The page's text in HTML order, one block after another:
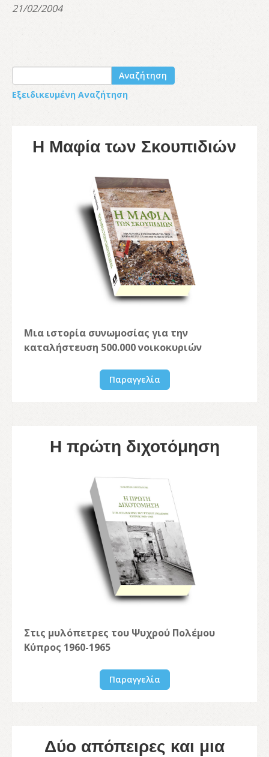
21/02/2004
Αναζήτηση
Εξειδικευμένη Αναζήτηση
Η Μαφία των Σκουπιδιών
Μια ιστορία συνωμοσίας για την
καταλήστευση 500.000 νοικοκυριών
Παραγγελία
Η πρώτη διχοτόμηση
Στις μυλόπετρες του Ψυχρού Πολέμου
Κύπρος 1960-1965
Παραγγελία
Δύο απόπειρες και μια